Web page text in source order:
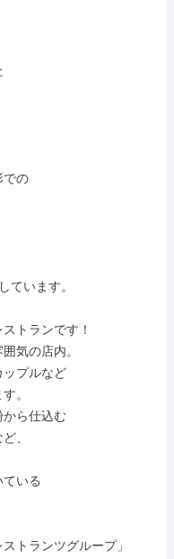
での
ています。
トランです！
気の店内。
ップルなど
。
ら仕込む
、
いる
トランツグループ」